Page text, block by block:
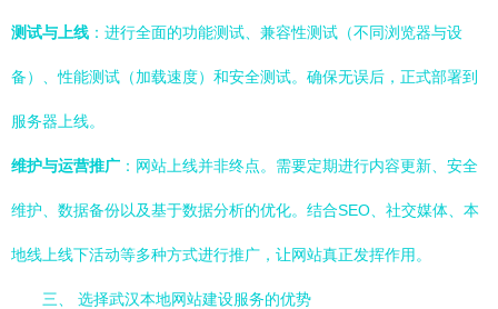
测试与上线 ：进行全面的功能测试、兼容性测试（不同浏览器与设
备）、性能测试（加载速度）和安全测试。确保无误后，正式部署到
服务器上线。
维护与运营推广 ：网站上线并非终点。需要定期进行内容更新、安全
维护、数据备份以及基于数据分析的优化。结合SEO、社交媒体、本
地线上线下活动等多种方式进行推广，让网站真正发挥作用。
三、 选择武汉本地网站建设服务的优势